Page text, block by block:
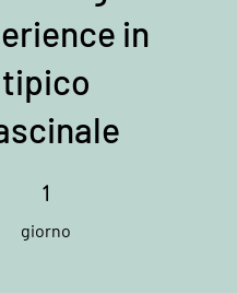
in
tipico
1
giorno
1 giorno